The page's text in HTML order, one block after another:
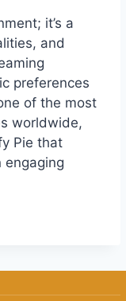
it’s a
and
preferences
of the most
worldwide,
Pie that
engaging